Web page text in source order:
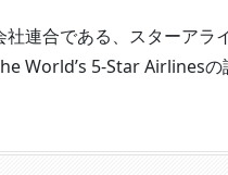
社連合である、スターア
World’s 5-Star Airlinesの